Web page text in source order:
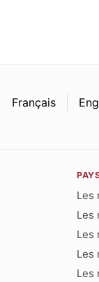
Français
Les
Les
Les
Les
Les